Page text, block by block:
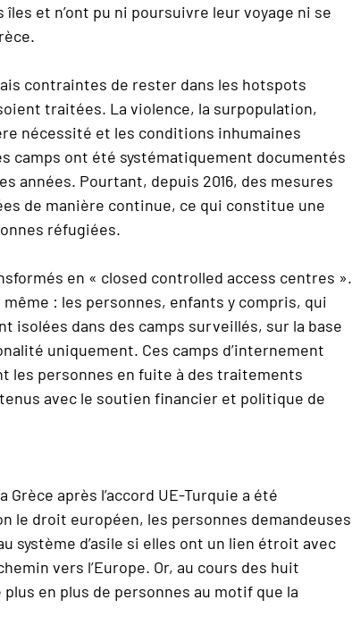
et n’ont pu ni poursuivre leur voyage ni se
contraintes de rester dans les hotspots
traitées. La violence, la surpopulation,
nécessité et les conditions inhumaines
camps ont été systématiquement documentés
années. Pourtant, depuis 2016, des mesures
de manière continue, ce qui constitue une
réfugiées.
en « closed controlled access centres ».
: les personnes, enfants y compris, qui
isolées dans des camps surveillés, sur la base
uniquement. Ces camps d’internement
les personnes en fuite à des traitements
avec le soutien financier et politique de
après l’accord UE-Turquie a été
le droit européen, les personnes demandeuses
système d’asile si elles ont un lien étroit avec
vers l’Europe. Or, au cours des huit
en plus de personnes au motif que la